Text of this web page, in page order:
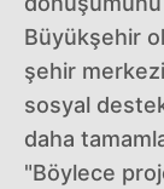
Büyükşehir
şehir
sosyal
daha
"Böylece